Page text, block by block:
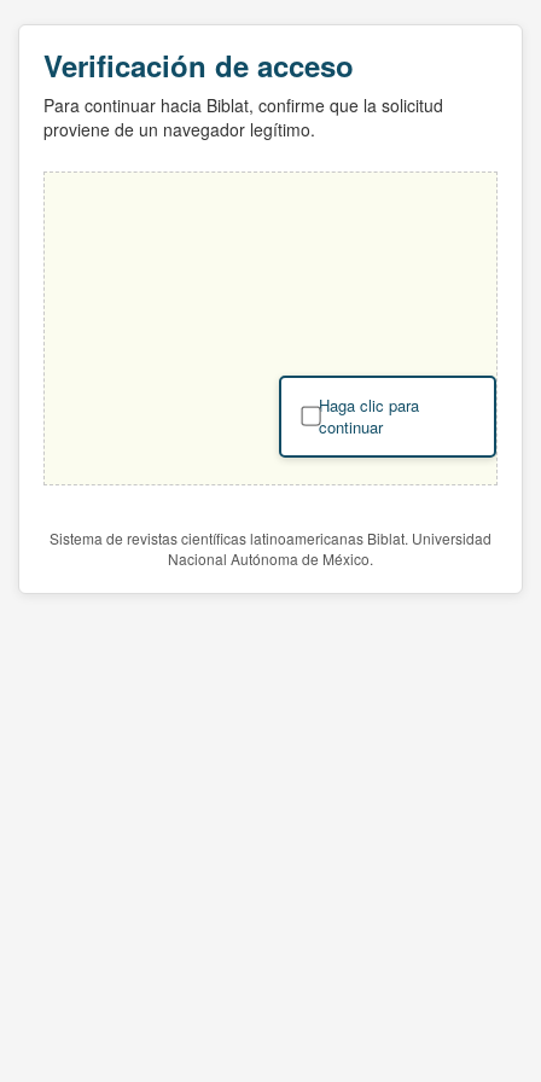
Verificación de acceso
Para continuar hacia Biblat, confirme que la solicitud
proviene de un navegador legítimo.
Haga clic para
continuar
Sistema de revistas científicas latinoamericanas Biblat. Universidad
Nacional Autónoma de México.